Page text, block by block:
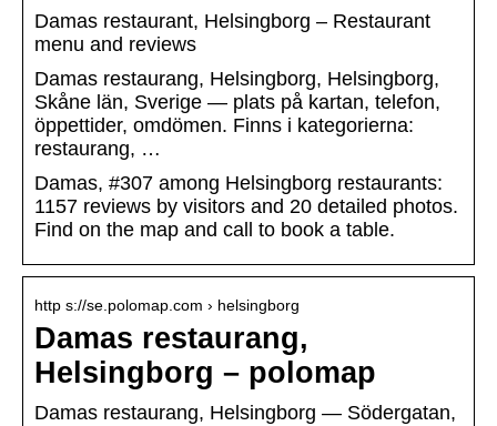
Damas restaurant, Helsingborg – Restaurant
menu and reviews
Damas restaurang, Helsingborg, Helsingborg,
Skåne län, Sverige — plats på kartan, telefon,
öppettider, omdömen. Finns i kategorierna:
restaurang, …
Damas, #307 among Helsingborg restaurants:
1157 reviews by visitors and 20 detailed photos.
Find on the map and call to book a table.
http s://se.polomap.com › helsingborg
Damas restaurang,
Helsingborg – polomap
Damas restaurang, Helsingborg — Södergatan,